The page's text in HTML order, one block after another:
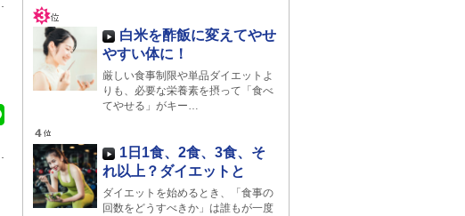
白米を酢飯に変えてやせ
やすい体に！
厳しい食事制限や単品ダイエットよ
りも、必要な栄養素を摂って「食べ
てやせる」がキー…
1日1食、2食、3食、そ
れ以上？ダイエットと
ダイエットを始めるとき、「食事の
回数をどうすべきか」は誰もが一度